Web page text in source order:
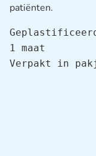
patiënten.
1 maat
Verpakt in